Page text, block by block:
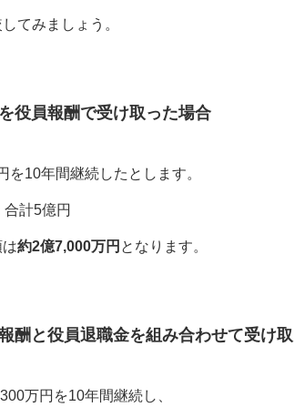
てみましょう。
役員報酬で受け取った場合
を10年間継続したとします。
計5億円
約2億7,000万円 となります。
酬と役員退職金を組み合わせて受け
万円を10年間継続し、